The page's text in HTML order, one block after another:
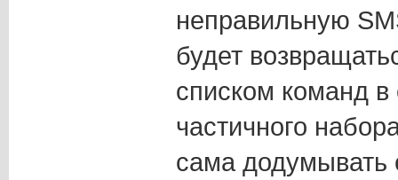
неправильную
будет
списком команд
частичного
сама додумывать